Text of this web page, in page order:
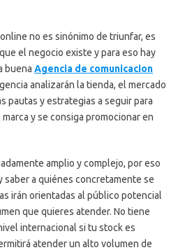
no es sinónimo de triunfar, es
el negocio existe y para eso hay
buena Agencia de comunicacion
analizarán la tienda, el mercado
pautas y estrategias a seguir para
y se consiga promocionar en
amplio y complejo, por eso
saber a quiénes concretamente se
irán orientadas al público potencial
que quieres atender. No tiene
internacional si tu stock es
atender un alto volumen de